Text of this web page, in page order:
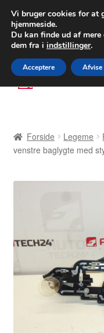
FEDEX
80 82 72
Spring
til
Spring
til
Betalinger
Klageprocedure
Kontakte
Forside Legeme
venstre baglygte med
Vi bruger cookies for at
hjemmeside.
Du kan finde ud af
dem fra i indstillinger.
Acceptere Afvise